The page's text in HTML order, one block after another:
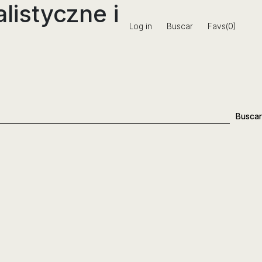
Log in Buscar Favs(0)
i
Buscar